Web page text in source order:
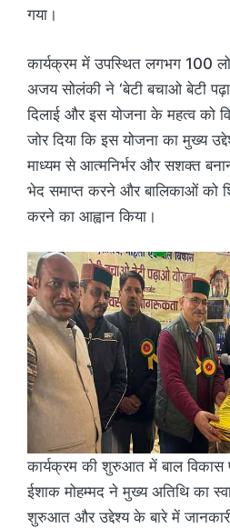
गया।
कार्यक्रम में उपस्थित लगभग 100
अजय सोलंकी ने ‘बेटी बचाओ बेटी
दिलाई और इस योजना के महत्व को
जोर दिया कि इस योजना का मुख्य
माध्यम से आत्मनिर्भर और सशक्त
भेद समाप्त करने और बालिकाओं को
करने का आह्वान किया।
कार्यक्रम की शुरुआत में बाल विकास
ईशाक मोहम्मद ने मुख्य अतिथि का
शुरुआत और उद्देश्य के बारे में